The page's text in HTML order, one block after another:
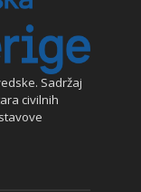
Sadržaj
civilnih